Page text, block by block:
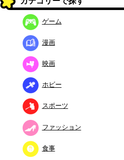
ゲーム
漫画
映画
ホビー
スポーツ
ファッション
食事